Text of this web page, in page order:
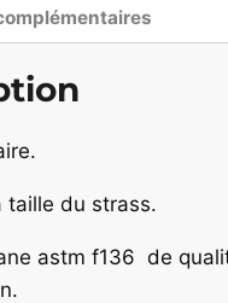
taille du strass.
astm f136 de